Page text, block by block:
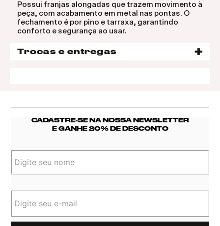
Possui franjas alongadas que trazem movimento à
peça, com acabamento em metal nas pontas. O
fechamento é por pino e tarraxa, garantindo
conforto e segurança ao usar.
Trocas e entregas
CADASTRE-SE NA NOSSA NEWSLETTER
E GANHE 20% DE DESCONTO